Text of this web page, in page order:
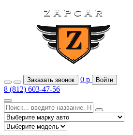
Заказать звонок 0 р Войти
8 (812) 603-47-56